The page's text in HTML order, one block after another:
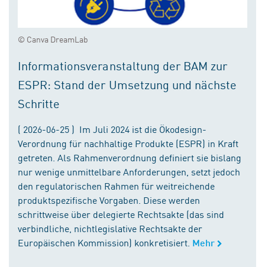
© Canva DreamLab
Informationsveranstaltung der BAM zur
ESPR: Stand der Umsetzung und nächste
Schritte
( 2026-06-25 ) Im Juli 2024 ist die Ökodesign-
Verordnung für nachhaltige Produkte (ESPR) in Kraft
getreten. Als Rahmenverordnung definiert sie bislang
nur wenige unmittelbare Anforderungen, setzt jedoch
den regulatorischen Rahmen für weitreichende
produktspezifische Vorgaben. Diese werden
schrittweise über delegierte Rechtsakte (das sind
verbindliche, nichtlegislative Rechtsakte der
Europäischen Kommission) konkretisiert. Mehr